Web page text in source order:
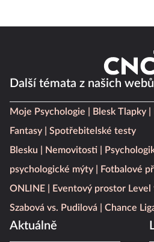
Další témata z našich webů
Moje Psychologie Blesk Tlapky
Fantasy
Spotřebitelské testy
Blesku
Nemovitosti
psychologické mýty
Fotbalové
ONLINE
Eventový prostor Level
Szabová vs. Pudilová
Chance
Aktuálně